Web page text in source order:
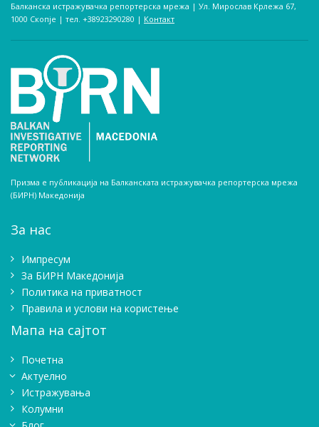
Балканска истражувачка репортерска мрежа | Ул. Мирослав Крлежа 67,
1000 Скопје | тел. +38923290280­ | Контакт
Призма е публикација на Балканската истражувачка репортерска мрежа
(БИРН) Македонија
За нас
Импресум
Зa БИРН Македонија
Политика на приватност
Правила и услови на користење
Мапа на сајтот
Почетна
Актуелно
Истражувањa
Колумни